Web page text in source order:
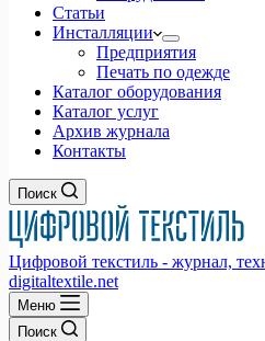
Статьи
Инсталляции
Предприятия
Печать по одежде
Каталог оборудования
Каталог услуг
Архив журнала
Контакты
Поиск
Цифровой текстиль - журнал,
digitaltextile.net
Меню
Поиск